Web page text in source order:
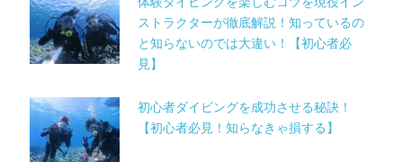
ストラクターが徹底解説！知っているの
と知らないのでは大違い！【初心者必
見】
初心者ダイビングを成功させる秘訣！
【初心者必見！知らなきゃ損する】